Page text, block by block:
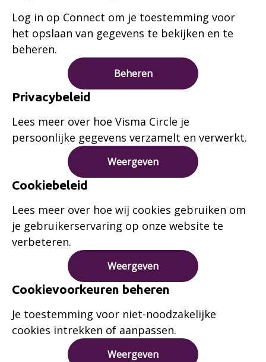
Log in op Connect om je toestemming voor
het opslaan van gegevens te bekijken en te
beheren.
Beheren
Privacybeleid
Lees meer over hoe Visma Circle je
persoonlijke gegevens verzamelt en verwerkt.
Weergeven
Cookiebeleid
Lees meer over hoe wij cookies gebruiken om
je gebruikerservaring op onze website te
verbeteren.
Weergeven
Cookievoorkeuren beheren
Je toestemming voor niet-noodzakelijke
cookies intrekken of aanpassen.
Weergeven